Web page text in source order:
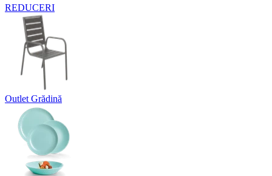
REDUCERI
Outlet Grădină